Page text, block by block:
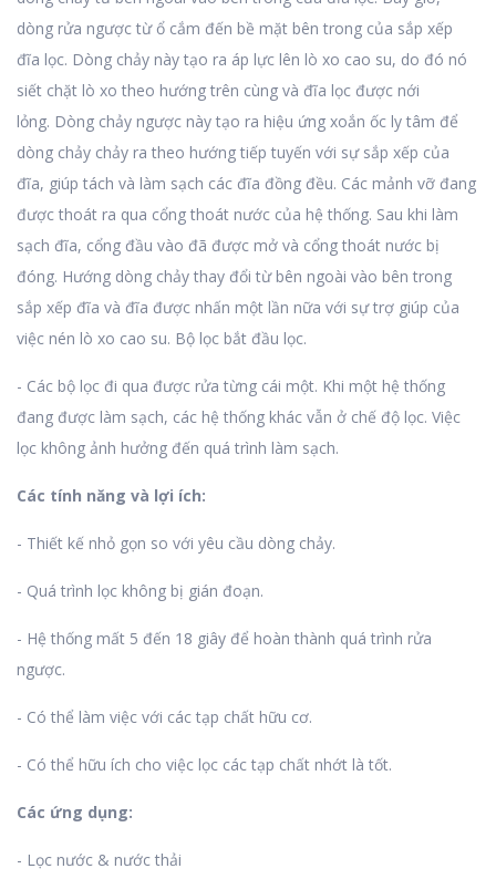
dòng rửa ngược từ ổ cắm đến bề mặt bên trong của sắp xếp
đĩa lọc. Dòng chảy này tạo ra áp lực lên lò xo cao su, do đó nó
siết chặt lò xo theo hướng trên cùng và đĩa lọc được nới
lỏng. Dòng chảy ngược này tạo ra hiệu ứng xoắn ốc ly tâm để
dòng chảy chảy ra theo hướng tiếp tuyến với sự sắp xếp của
đĩa, giúp tách và làm sạch các đĩa đồng đều. Các mảnh vỡ đang
được thoát ra qua cổng thoát nước của hệ thống. Sau khi làm
sạch đĩa, cổng đầu vào đã được mở và cổng thoát nước bị
đóng. Hướng dòng chảy thay đổi từ bên ngoài vào bên trong
sắp xếp đĩa và đĩa được nhấn một lần nữa với sự trợ giúp của
việc nén lò xo cao su. Bộ lọc bắt đầu lọc.
- Các bộ lọc đi qua được rửa từng cái một. Khi một hệ thống
đang được làm sạch, các hệ thống khác vẫn ở chế độ lọc. Việc
lọc không ảnh hưởng đến quá trình làm sạch.
Các tính năng và lợi ích:
- Thiết kế nhỏ gọn so với yêu cầu dòng chảy.
- Quá trình lọc không bị gián đoạn.
- Hệ thống mất 5 đến 18 giây để hoàn thành quá trình rửa
ngược.
- Có thể làm việc với các tạp chất hữu cơ.
- Có thể hữu ích cho việc lọc các tạp chất nhớt là tốt.
Các ứng dụng:
- Lọc nước & nước thải